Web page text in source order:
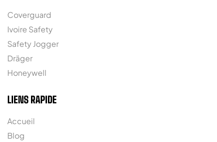
Coverguard
Ivoire Safety
Safety Jogger
Dräger
Honeywell
LIENS RAPIDE
Accueil
Blog